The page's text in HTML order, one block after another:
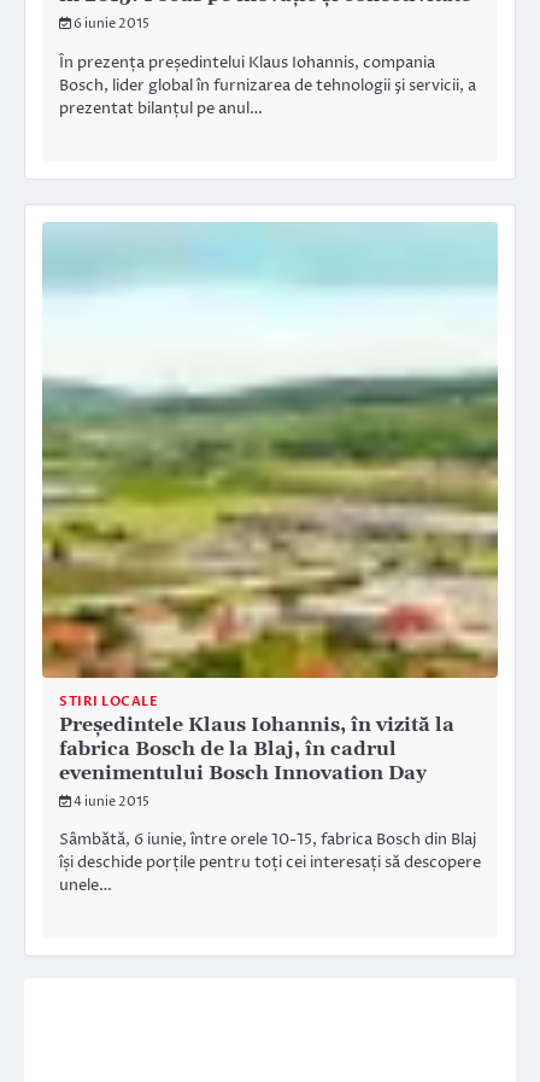
6 iunie 2015
În prezența președintelui Klaus Iohannis, compania
Bosch, lider global în furnizarea de tehnologii şi servicii, a
prezentat bilanțul pe anul…
STIRI LOCALE
Președintele Klaus Iohannis, în vizită la
fabrica Bosch de la Blaj, în cadrul
evenimentului Bosch Innovation Day
4 iunie 2015
Sâmbătă, 6 iunie, între orele 10-15, fabrica Bosch din Blaj
își deschide porțile pentru toți cei interesați să descopere
unele…